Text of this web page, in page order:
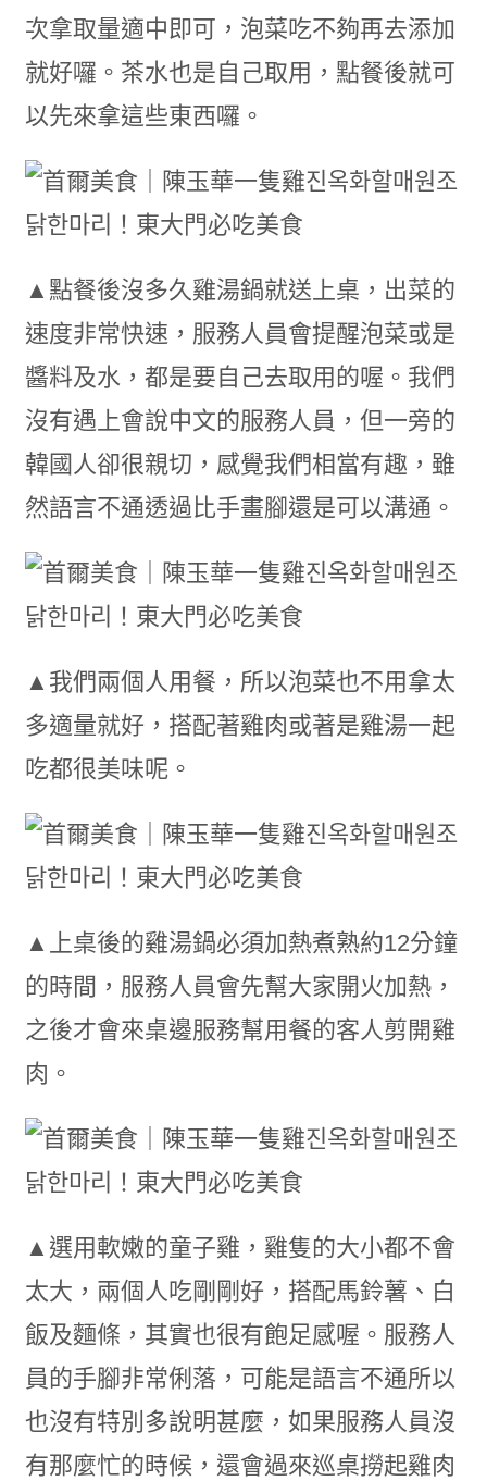
次拿取量適中即可，泡菜吃不夠再去添加
就好囉。茶水也是自己取用，點餐後就可
以先來拿這些東西囉。
▲點餐後沒多久雞湯鍋就送上桌，出菜的
速度非常快速，服務人員會提醒泡菜或是
醬料及水，都是要自己去取用的喔。我們
沒有遇上會說中文的服務人員，但一旁的
韓國人卻很親切，感覺我們相當有趣，雖
然語言不通透過比手畫腳還是可以溝通。
▲我們兩個人用餐，所以泡菜也不用拿太
多適量就好，搭配著雞肉或著是雞湯一起
吃都很美味呢。
▲上桌後的雞湯鍋必須加熱煮熟約12分鐘
的時間，服務人員會先幫大家開火加熱，
之後才會來桌邊服務幫用餐的客人剪開雞
肉。
▲選用軟嫩的童子雞，雞隻的大小都不會
太大，兩個人吃剛剛好，搭配馬鈴薯、白
飯及麵條，其實也很有飽足感喔。服務人
員的手腳非常俐落，可能是語言不通所以
也沒有特別多說明甚麼，如果服務人員沒
有那麼忙的時候，還會過來巡桌撈起雞肉